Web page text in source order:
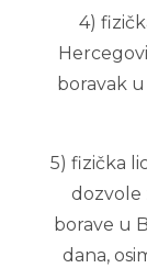
4)
boravak
5) fizička
dozvole
borave u
dana,